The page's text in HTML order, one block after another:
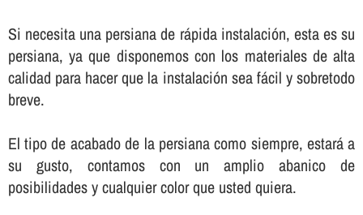
Si necesita una persiana de rápida instalación, esta es su
persiana, ya que disponemos con los materiales de alta
calidad para hacer que la instalación sea fácil y sobretodo
breve.
El tipo de acabado de la persiana como siempre, estará a
su gusto, contamos con un amplio abanico de
posibilidades y cualquier color que usted quiera.